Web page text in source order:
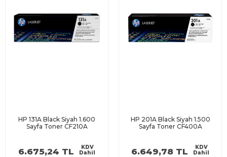
HP 131A Black Siyah 1.600
Sayfa Toner CF210A
6.675,24 TL
KDV
Dahil
HP 201A Black Siyah 1.500
Sayfa Toner CF400A
6.649,78 TL
KDV
Dahil